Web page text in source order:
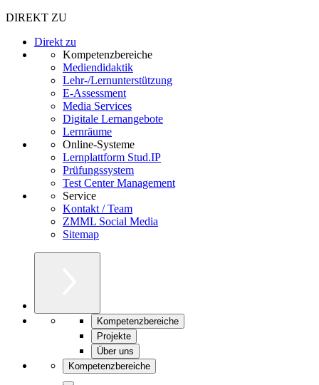
DIREKT ZU
Direkt zu
Kompetenzbereiche
Mediendidaktik
Lehr-/Lernunterstützung
E-Assessment
Media Services
Digitale Lernangebote
Lernräume
Online-Systeme
Lernplattform Stud.IP
Prüfungssystem
Test Center Management
Service
Kontakt / Team
ZMML Social Media
Sitemap
Kompetenzbereiche
Projekte
Über uns
Kompetenzbereiche